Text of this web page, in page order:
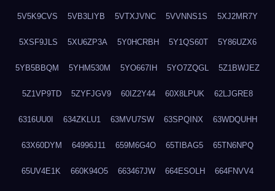
5V5K9CVS 5VB3LIYB 5VTXJVNC 5VVNNS1S 5XJ2MR7Y
5XSF9JLS 5XU6ZP3A 5Y0HCRBH 5Y1QS60T 5Y86UZX6
5YB5BBQM 5YHM530M 5YO667IH 5YO7ZQGL 5Z1BWJEZ
5Z1VP9TD 5ZYFJGV9 60IZ2Y44 60X8LPUK 62LJGRE8
6316UU0I 634ZKLU1 63MVU7SW 63SPQINX 63WDQUHH
63X60DYM 64996J11 659M6G4O 65TIBAG5 65TN6NPQ
65UV4E1K 660K94O5 663467JW 664ESOLH 664FNVV4